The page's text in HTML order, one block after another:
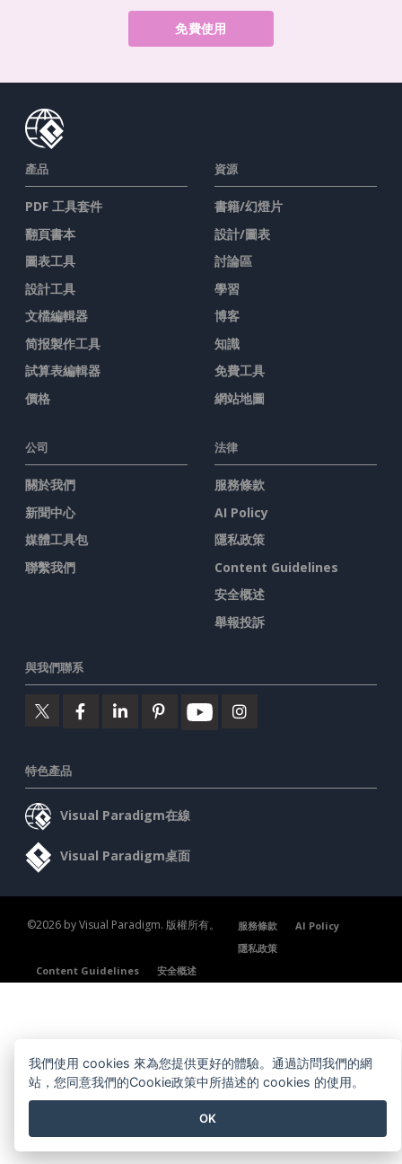
免費使用
產品
PDF 工具套件
翻頁書本
圖表工具
設計工具
文檔編輯器
简报製作工具
試算表編輯器
價格
資源
書籍/幻燈片
設計/圖表
討論區
學習
博客
知識
免費工具
網站地圖
公司
關於我們
新聞中心
媒體工具包
聯繫我們
法律
服務條款
AI Policy
隱私政策
Content Guidelines
安全概述
舉報投訴
與我們聯系
特色產品
Visual Paradigm在線
Visual Paradigm桌面
©2026 by Visual Paradigm. 版權所有。 服務條款
AI Policy
隱私政策
Content Guidelines
安全概述
我們使用 cookies 來為您提供更好的體驗。通過訪問我們的網
站，您同意我們的Cookie政策中所描述的 cookies 的使用。
OK